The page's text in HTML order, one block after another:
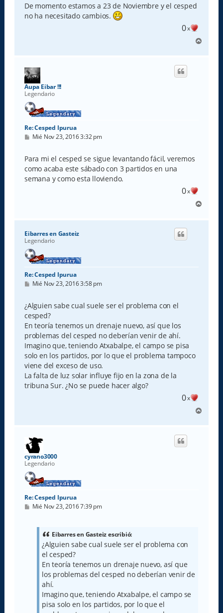
De momento estamos a 23 de Noviembre y el cesped
no ha necesitado cambios.
0x
r
Aupa Eibar !!!
Legendario
Re: Cesped Ipurua
M
s
a
j
e
Mié Nov 23, 2016 3:32 pm
Para mi el cesped se sigue levantando fácil, veremos
como acaba este sábado con 3 partidos en una
semana y como esta lloviendo.
0x
r
Eibarres en Gasteiz
Legendario
Re: Cesped Ipurua
M
s
a
j
e
Mié Nov 23, 2016 3:58 pm
¿Alguien sabe cual suele ser el problema con el
cesped?
En teoría tenemos un drenaje nuevo, así que los
problemas del cesped no deberían venir de ahí.
Imagino que, teniendo Atxabalpe, el campo se pisa
solo en los partidos, por lo que el problema tampoco
viene del exceso de uso.
La falta de luz solar influye fijo en la zona de la
tribuna Sur. ¿No se puede hacer algo?
0x
r
cyrano3000
Legendario
Re: Cesped Ipurua
M
Mié Nov 23, 2016 7:39 pm
Eibarres en Gasteiz escribió:
¿Alguien sabe cual suele ser el problema con
el cesped?
En teoría tenemos un drenaje nuevo, así que
los problemas del cesped no deberían venir de
ahí.
Imagino que, teniendo Atxabalpe, el campo se
pisa solo en los partidos, por lo que el